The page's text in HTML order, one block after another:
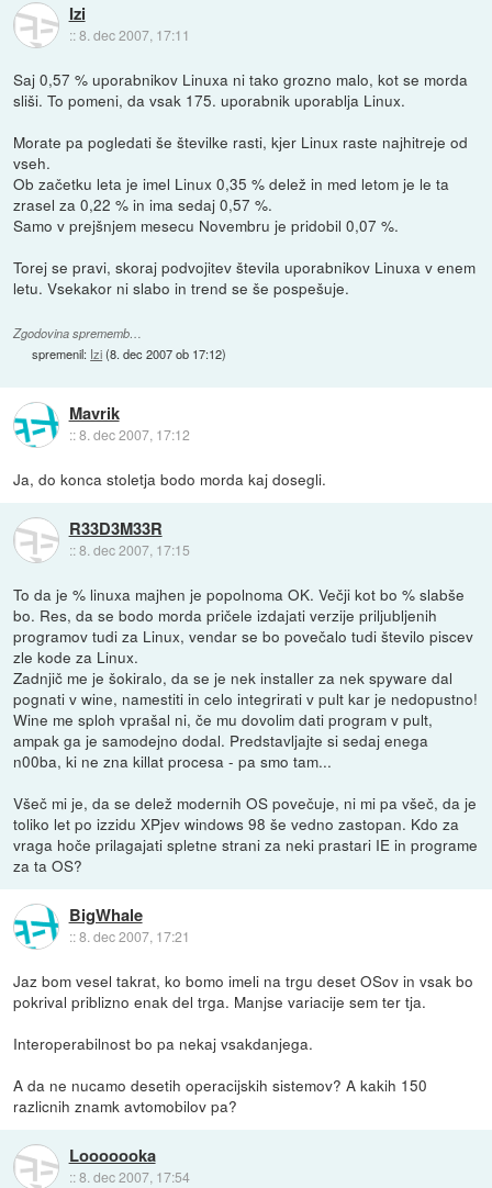
Izi
::8. dec 2007, 17:11
Saj 0,57 % uporabnikov Linuxa ni tako grozno malo, kot se morda
sliši. To pomeni, da vsak 175. uporabnik uporablja Linux.
Morate pa pogledati še številke rasti, kjer Linux raste najhitreje od
vseh.
Ob začetku leta je imel Linux 0,35 % delež in med letom je le ta
zrasel za 0,22 % in ima sedaj 0,57 %.
Samo v prejšnjem mesecu Novembru je pridobil 0,07 %.
Torej se pravi, skoraj podvojitev števila uporabnikov Linuxa v enem
letu. Vsekakor ni slabo in trend se še pospešuje.
Zgodovina sprememb…
spremenil: Izi(8. dec 2007 ob 17:12)
Mavrik
::8. dec 2007, 17:12
Ja, do konca stoletja bodo morda kaj dosegli.
R33D3M33R
::8. dec 2007, 17:15
To da je % linuxa majhen je popolnoma OK. Večji kot bo % slabše
bo. Res, da se bodo morda pričele izdajati verzije priljubljenih
programov tudi za Linux, vendar se bo povečalo tudi število piscev
zle kode za Linux.
Zadnjič me je šokiralo, da se je nek installer za nek spyware dal
pognati v wine, namestiti in celo integrirati v pult kar je nedopustno!
Wine me sploh vprašal ni, če mu dovolim dati program v pult,
ampak ga je samodejno dodal. Predstavljajte si sedaj enega
n00ba, ki ne zna killat procesa - pa smo tam...
Všeč mi je, da se delež modernih OS povečuje, ni mi pa všeč, da je
toliko let po izzidu XPjev windows 98 še vedno zastopan. Kdo za
vraga hoče prilagajati spletne strani za neki prastari IE in programe
za ta OS?
BigWhale
::8. dec 2007, 17:21
Jaz bom vesel takrat, ko bomo imeli na trgu deset OSov in vsak bo
pokrival priblizno enak del trga. Manjse variacije sem ter tja.
Interoperabilnost bo pa nekaj vsakdanjega.
A da ne nucamo desetih operacijskih sistemov? A kakih 150
razlicnih znamk avtomobilov pa?
Looooooka
::8. dec 2007, 17:54